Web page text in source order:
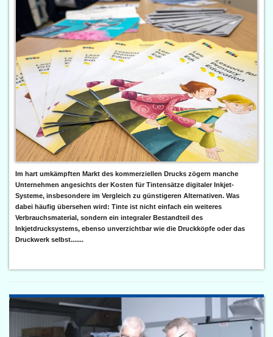
Im hart umkämpften Markt des kommerziellen Drucks zögern manche
Unternehmen angesichts der Kosten für Tintensätze digitaler Inkjet-
Systeme, insbesondere im Vergleich zu günstigeren Alternativen. Was
dabei häufig übersehen wird: Tinte ist nicht einfach ein weiteres
Verbrauchsmaterial, sondern ein integraler Bestandteil des
Inkjetdrucksystems, ebenso unverzichtbar wie die Druckköpfe oder das
Druckwerk selbst.......